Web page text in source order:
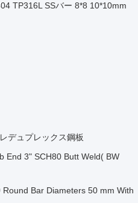
TP316L SSバー 8*8 10*10mm
デュプレックス鋼板
End 3" SCH80 Butt Weld( BW
Bar Diameters 50 mm With